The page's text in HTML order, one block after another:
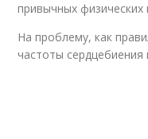
привычных физических
На проблему, как
частоты